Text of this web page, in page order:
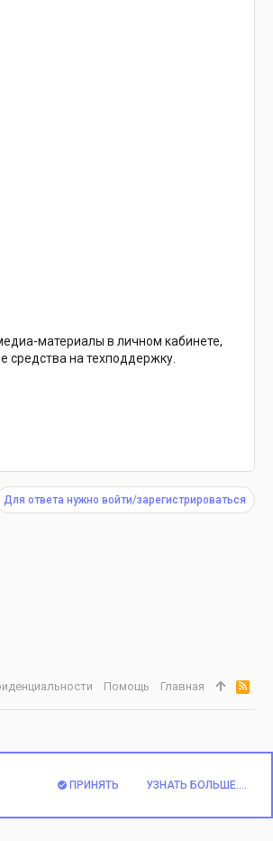
материалы в личном кабинете,
средства на техподдержку.
Для ответа нужно войти/зарегистрироваться
Помощь Главная
R
S
S
ПРИНЯТЬ УЗНАТЬ БОЛЬШЕ....